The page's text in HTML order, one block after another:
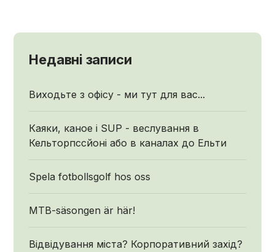
Недавні записи
Виходьте з офісу - ми тут для вас...
Каяки, каное і SUP - веслування в
Кельторпссйоні або в каналах до Ельти
Spela fotbollsgolf hos oss
MTB-säsongen är här!
Відвідування міста? Корпоративний захід?